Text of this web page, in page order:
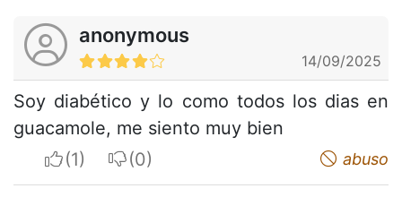
anonymous
14/09/2025
Soy diabético y lo como todos los dias en
guacamole, me siento muy bien
I apreciateI do not appreciate abuso